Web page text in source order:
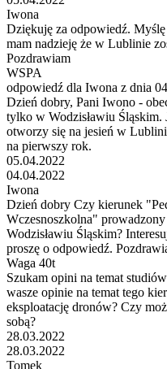
Iwona
Dziękuję za odpowiedź.
mam nadzieję że w Lublinie
Pozdrawiam
WSPA
odpowiedź dla Iwona z dnia
Dzień dobry, Pani Iwono -
tylko w Wodzisławiu Śląskim.
otworzy się na jesień w
na pierwszy rok.
05.04.2022
04.04.2022
Iwona
Dzień dobry Czy kierunek
Wczesnoszkolna"
Wodzisławiu Śląskim?
proszę o odpowiedź.
Waga 40t
Szukam opini na temat
wasze opinie na temat tego
eksploatację dronów? Czy
sobą?
28.03.2022
28.03.2022
Tomek